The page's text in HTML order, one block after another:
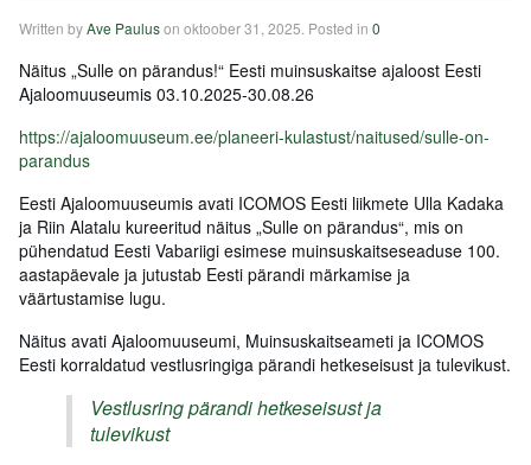
Written byAve Pauluson oktoober 31, 2025 . Posted in 0
Näitus „Sulle on pärandus!“ Eesti muinsuskaitse ajaloost Eesti
Ajaloomuuseumis 03.10.2025-30.08.26
https://ajaloomuuseum.ee/planeeri-kulastust/naitused/sulle-on-
parandus
Eesti Ajaloomuuseumis avati ICOMOS Eesti liikmete Ulla Kadaka
ja Riin Alatalu kureeritud näitus „Sulle on pärandus“, mis on
pühendatud Eesti Vabariigi esimese muinsuskaitseseaduse 100.
aastapäevale ja jutustab Eesti pärandi märkamise ja
väärtustamise lugu.
Näitus avati Ajaloomuuseumi, Muinsuskaitseameti ja ICOMOS
Eesti korraldatud vestlusringiga pärandi hetkeseisust ja tulevikust.
Vestlusring pärandi hetkeseisust ja
tulevikust